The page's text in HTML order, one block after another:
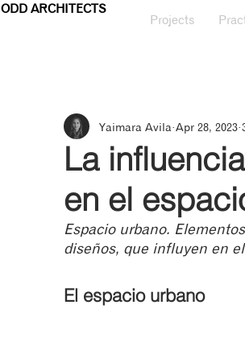
ODD ARCHITECTS
Projects
La
en el
Yaimara Avila Apr 28, 2023
Espacio urbano.
diseños, que influyen en
El espacio urbano